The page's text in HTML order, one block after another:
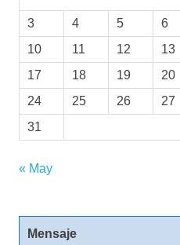
3
4 5 6
10
11 12 13
17
18 19 20
24
25 26 27
31
« May
Mensaje